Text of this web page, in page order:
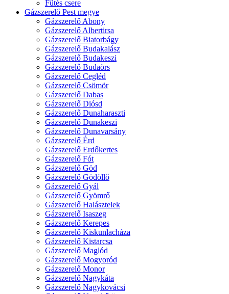
Fűtés csere
Gázszerelő Pest megye
Gázszerelő Abony
Gázszerelő Albertirsa
Gázszerelő Biatorbágy
Gázszerelő Budakalász
Gázszerelő Budakeszi
Gázszerelő Budaörs
Gázszerelő Cegléd
Gázszerelő Csömör
Gázszerelő Dabas
Gázszerelő Diósd
Gázszerelő Dunaharaszti
Gázszerelő Dunakeszi
Gázszerelő Dunavarsány
Gázszerelő Érd
Gázszerelő Erdőkertes
Gázszerelő Fót
Gázszerelő Göd
Gázszerelő Gödöllő
Gázszerelő Gyál
Gázszerelő Gyömrő
Gázszerelő Halásztelek
Gázszerelő Isaszeg
Gázszerelő Kerepes
Gázszerelő Kiskunlacháza
Gázszerelő Kistarcsa
Gázszerelő Maglód
Gázszerelő Mogyoród
Gázszerelő Monor
Gázszerelő Nagykáta
Gázszerelő Nagykovácsi